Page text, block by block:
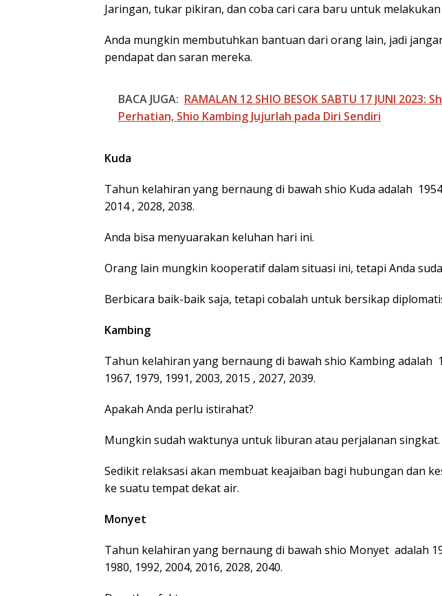
Jaringan, tukar pikiran, dan coba cari cara baru untuk
Anda mungkin membutuhkan bantuan dari orang lain, jadi
pendapat dan saran mereka.
BACA JUGA: RAMALAN 12 SHIO BESOK SABTU 17 JUNI 2023:
Perhatian, Shio Kambing Jujurlah pada Diri Sendiri
Kuda
Tahun kelahiran yang bernaung di bawah shio Kuda adalah
2014 , 2028, 2038.
Anda bisa menyuarakan keluhan hari ini.
Orang lain mungkin kooperatif dalam situasi ini, tetapi Anda
Berbicara baik-baik saja, tetapi cobalah untuk bersikap
Kambing
Tahun kelahiran yang bernaung di bawah shio Kambing adalah
1967, 1979, 1991, 2003, 2015 , 2027, 2039.
Apakah Anda perlu istirahat?
Mungkin sudah waktunya untuk liburan atau perjalanan singkat.
Sedikit relaksasi akan membuat keajaiban bagi hubungan dan
ke suatu tempat dekat air.
Monyet
Tahun kelahiran yang bernaung di bawah shio Monyet adalah
1980, 1992, 2004, 2016, 2028, 2040.